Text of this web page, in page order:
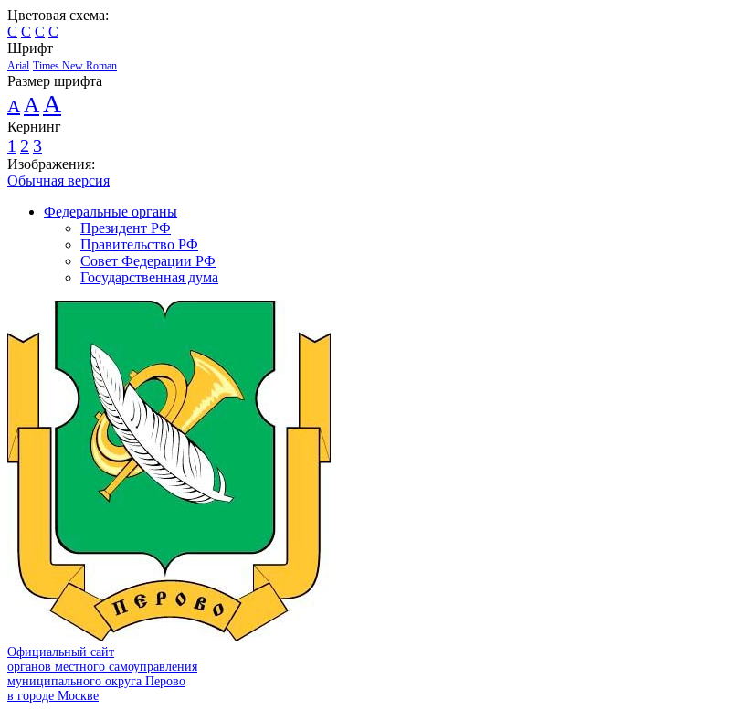
Цветовая схема:
C C C C
Шрифт
Arial Times New Roman
Размер шрифта
A A A
Кернинг
1 2 3
Изображения:
Обычная версия
Федеральные органы
Президент РФ
Правительство РФ
Совет Федерации РФ
Государственная дума
Официальный сайт
органов местного самоуправления
муниципального округа Перово
в городе Москве